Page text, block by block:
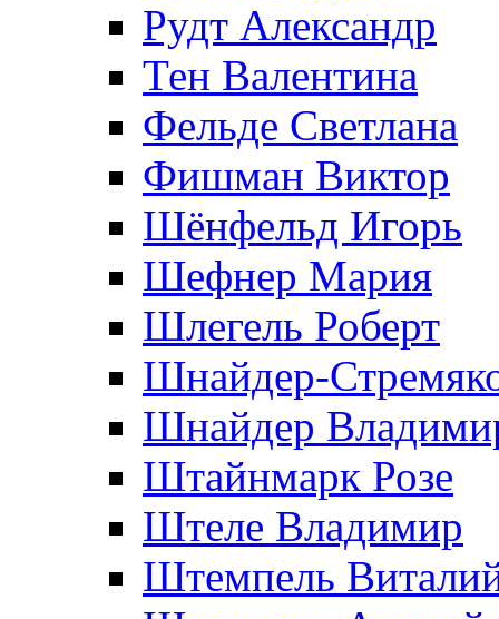
Рудт Александр
Тен Валентина
Фельде Светлана
Фишман Виктор
Шёнфельд Игорь
Шефнер Мария
Шлегель Роберт
Шнайдер-
Шнайдер
Штайнмарк Розe
Штеле Владимир
Штемпель